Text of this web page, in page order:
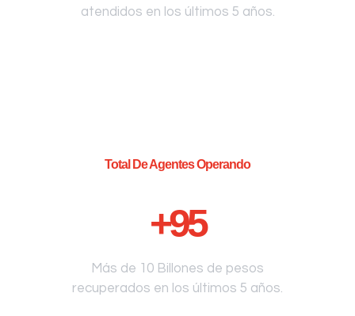
atendidos en los últimos 5 años.
Total De Agentes Operando
+95
Más de 10 Billones de pesos
recuperados en los últimos 5 años.